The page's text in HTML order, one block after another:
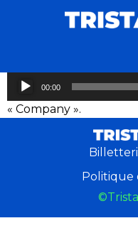
Lecteur
00:00
« Company ».
Politique